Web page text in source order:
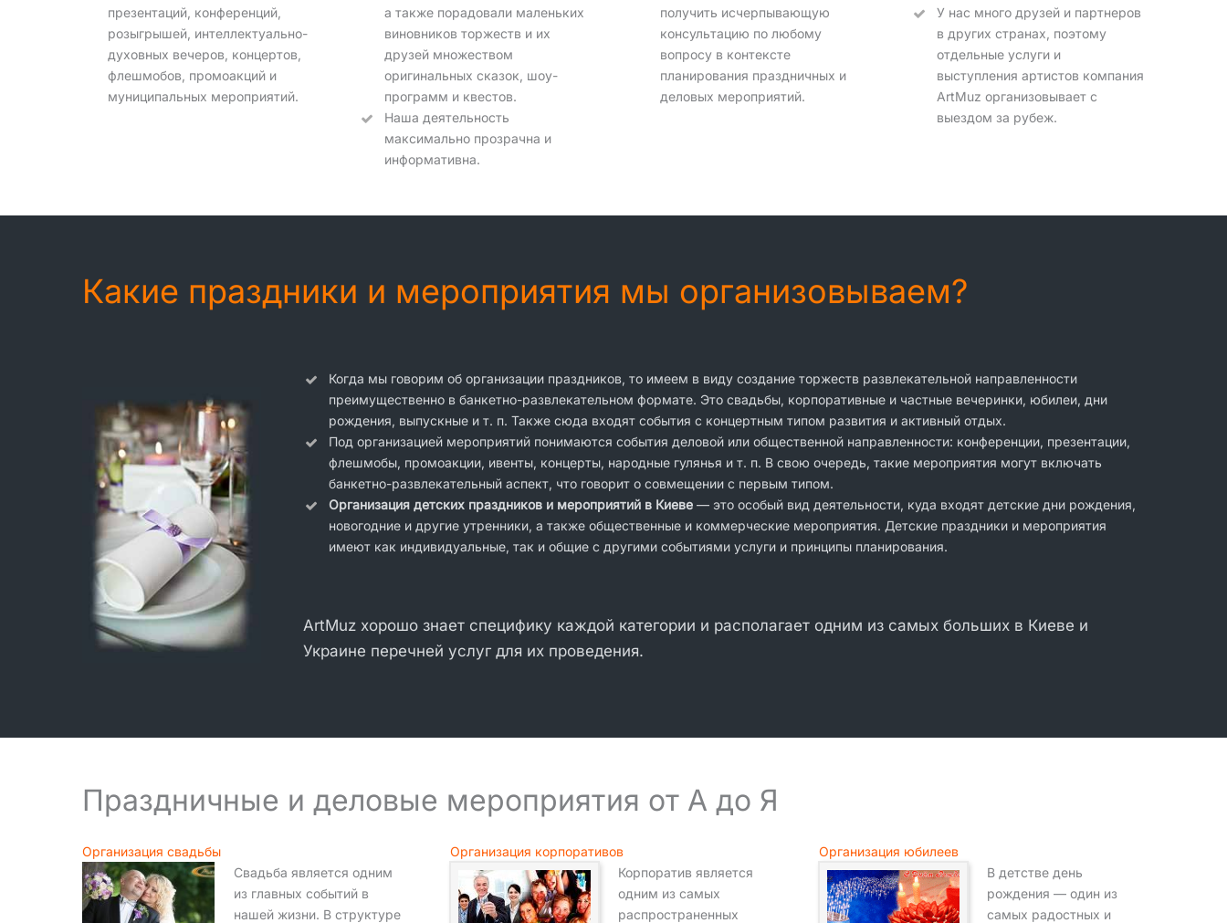
презентаций, конференций,
розыгрышей, интеллектуально-
духовных вечеров, концертов,
флешмобов, промоакций и
муниципальных мероприятий.
а также порадовали маленьких
виновников торжеств и их
друзей множеством
оригинальных сказок, шоу-
программ и квестов.
Наша деятельность
максимально прозрачна и
информативна.
получить исчерпывающую
консультацию по любому
вопросу в контексте
планирования праздничных и
деловых мероприятий.
У нас много друзей и партнеров
в других странах, поэтому
отдельные услуги и
выступления артистов компания
ArtMuz организовывает с
выездом за рубеж.
Какие праздники и мероприятия мы организовываем?
Когда мы говорим об организации праздников, то имеем в виду создание торжеств развлекательной направленности
преимущественно в банкетно-развлекательном формате. Это свадьбы, корпоративные и частные вечеринки, юбилеи, дни
рождения, выпускные и т. п. Также сюда входят события с концертным типом развития и активный отдых.
Под организацией мероприятий понимаются события деловой или общественной направленности: конференции, презентации,
флешмобы, промоакции, ивенты, концерты, народные гулянья и т. п. В свою очередь, такие мероприятия могут включать
банкетно-развлекательный аспект, что говорит о совмещении с первым типом.
Организация детских праздников и мероприятий в Киеве — это особый вид деятельности, куда входят детские дни рождения,
новогодние и другие утренники, а также общественные и коммерческие мероприятия. Детские праздники и мероприятия
имеют как индивидуальные, так и общие с другими событиями услуги и принципы планирования.
ArtMuz хорошо знает специфику каждой категории и располагает одним из самых больших в Киеве и
Украине перечней услуг для их проведения.
Праздничные и деловые мероприятия от А до Я
Организация свадьбы
Свадьба является одним
из главных событий в
нашей жизни. В структуре
Организация корпоративов
Корпоратив является
одним из самых
распространенных
Организация юбилеев
В детстве день
рождения — один из
самых радостных и